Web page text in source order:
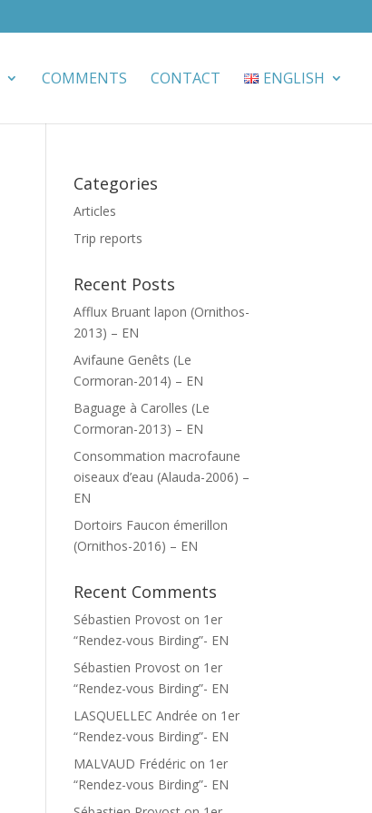
COMMENTS CONTACT ENGLISH
Categories
Articles
Trip reports
Recent Posts
Afflux Bruant lapon (Ornithos-
2013) – EN
Avifaune Genêts (Le
Cormoran-2014) – EN
Baguage à Carolles (Le
Cormoran-2013) – EN
Consommation macrofaune
oiseaux d’eau (Alauda-2006) –
EN
Dortoirs Faucon émerillon
(Ornithos-2016) – EN
Recent Comments
Sébastien Provost on 1er
“Rendez-vous Birding”- EN
Sébastien Provost on 1er
“Rendez-vous Birding”- EN
LASQUELLEC Andrée on 1er
“Rendez-vous Birding”- EN
MALVAUD Frédéric on 1er
“Rendez-vous Birding”- EN